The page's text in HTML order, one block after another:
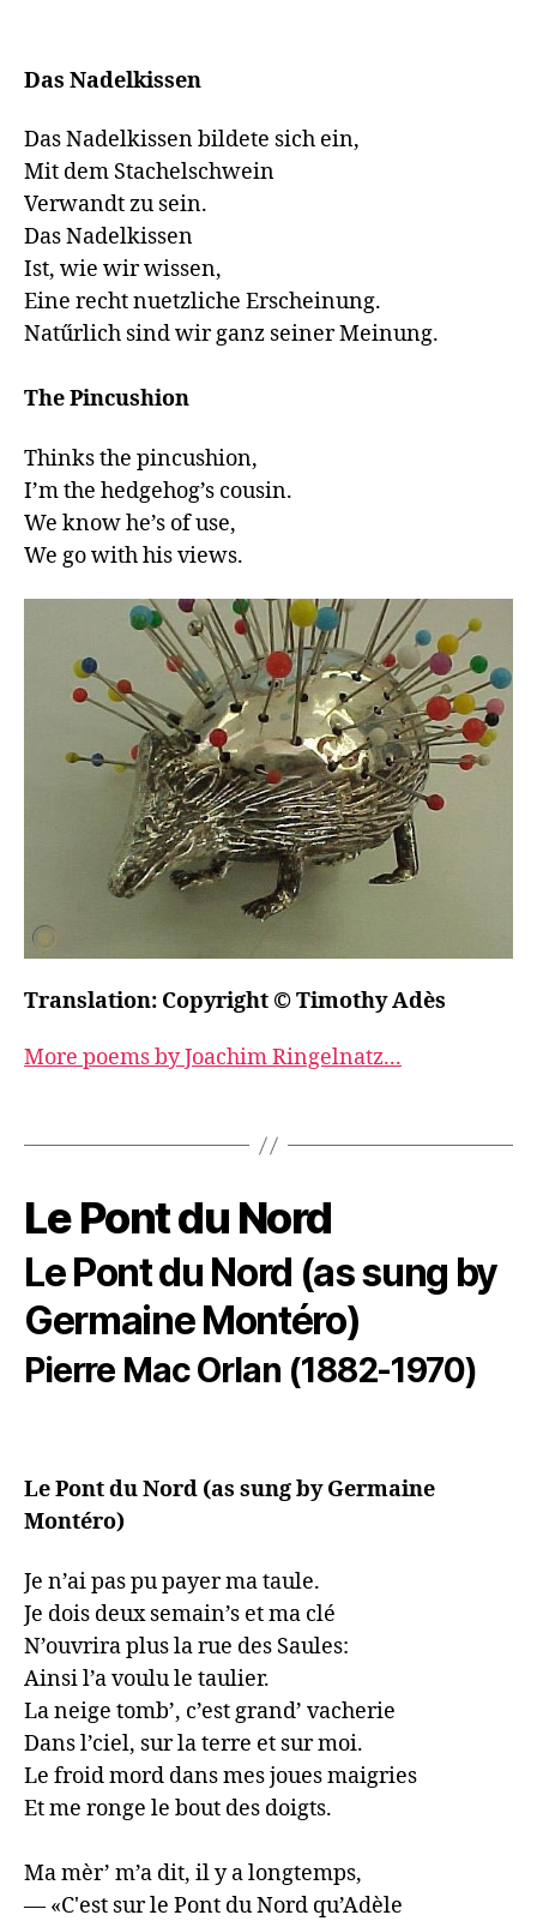
Das Nadelkissen
Das Nadelkissen bildete sich ein,
Mit dem Stachelschwein
Verwandt zu sein.
Das Nadelkissen
Ist, wie wir wissen,
Eine recht nuetzliche Erscheinung.
Natűrlich sind wir ganz seiner Meinung.
The Pincushion
Thinks the pincushion,
I’m the hedgehog’s cousin.
We know he’s of use,
We go with his views.
Translation: Copyright © Timothy Adès
More poems by Joachim Ringelnatz...
Le Pont du Nord
Le Pont du Nord (as sung by
Germaine Montéro)
Pierre Mac Orlan (1882-1970)
Le Pont du Nord (as sung by Germaine
Montéro)
Je n’ai pas pu payer ma taule.
Je dois deux semain’s et ma clé
N’ouvrira plus la rue des Saules:
Ainsi l’a voulu le taulier.
La neige tomb’, c’est grand’ vacherie
Dans l’ciel, sur la terre et sur moi.
Le froid mord dans mes joues maigries
Et me ronge le bout des doigts.
Ma mèr’ m’a dit, il y a longtemps,
— «C'est sur le Pont du Nord qu’Adèle